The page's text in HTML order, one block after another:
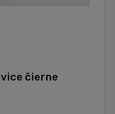
čierne